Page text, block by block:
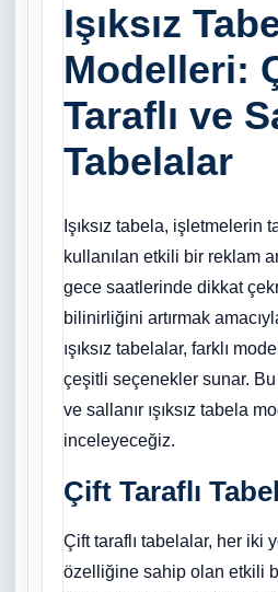
Işıksız
Modelleri:
Taraflı ve
Tabelalar
Işıksız tabela, işletmelerin
kullanılan etkili bir reklam
gece saatlerinde dikkat
bilinirliğini artırmak
ışıksız tabelalar, farklı
çeşitli seçenekler sunar. Bu
ve sallanır ışıksız tabela
inceleyeceğiz.
Çift Taraflı
Çift taraflı tabelalar, her iki
özelliğine sahip olan etkili